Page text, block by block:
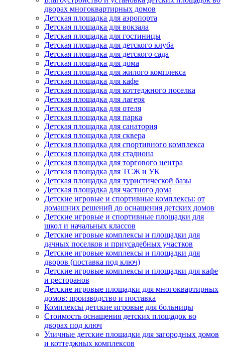
дворах многоквартирных домов
Детская площадка для аэропорта
Детская площадка для вокзала
Детская площадка для гостиницы
Детская площадка для детского клуба
Детская площадка для детского сада
Детская площадка для дома
Детская площадка для жилого комплекса
Детская площадка для кафе
Детская площадка для коттеджного поселка
Детская площадка для лагеря
Детская площадка для отеля
Детская площадка для парка
Детская площадка для санатория
Детская площадка для сквера
Детская площадка для спортивного комплекса
Детская площадка для стадиона
Детская площадка для торгового центра
Детская площадка для ТСЖ и УК
Детская площадка для туристической базы
Детская площадка для частного дома
Детские игровые и спортивные комплексы: от
домашних решений до оснащения детских домов
Детские игровые и спортивные площадки для
школ и начальных классов
Детские игровые комплексы и площадки для
дачных поселков и приусадебных участков
Детские игровые комплексы и площадки для
дворов (поставка под ключ)
Детские игровые комплексы и площадки для кафе
и ресторанов
Детские игровые площадки для многоквартирных
домов: производство и поставка
Комплексы детские игровые для больницы
Стоимость оснащения детских площадок во
дворах под ключ
Уличные детские площадки для загородных домов
и коттеджных комплексов